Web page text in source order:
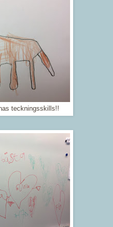
teckningsskills!!